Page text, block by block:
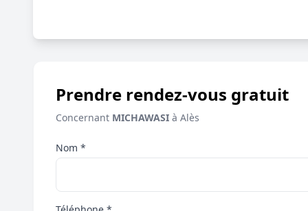
Prendre rendez-vous gratuit
Concernant MICHAWASI à Alès
Nom *